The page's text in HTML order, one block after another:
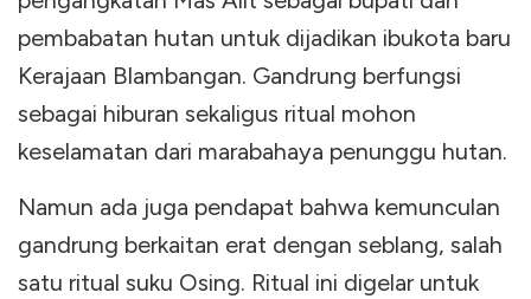
pembabatan hutan untuk dijadikan ibukota baru
Kerajaan Blambangan. Gandrung berfungsi
sebagai hiburan sekaligus ritual mohon
keselamatan dari marabahaya penunggu hutan.
Namun ada juga pendapat bahwa kemunculan
gandrung berkaitan erat dengan seblang, salah
satu ritual suku Osing. Ritual ini digelar untuk